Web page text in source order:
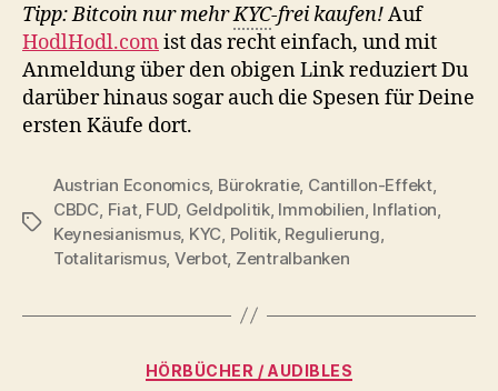
Tipp: Bitcoin nur mehrKYC-frei kaufen!Auf
HodlHodl.comist das recht einfach, und mit
Anmeldung über den obigen Link reduziert Du
darüber hinaus sogar auch die Spesen für Deine
ersten Käufe dort.
Schlagwörter
Austrian Economics, Bürokratie, Cantillon-Effekt,
CBDC Fiat, FUD, Geldpolitik, Immobilien Inflation
Keynesianismus, KYC Politik, Regulierung
Totalitarismus, Verbot, Zentralbanken
Kategorien
HÖRBÜCHER / AUDIBLES